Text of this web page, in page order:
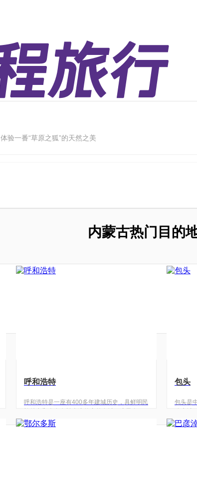
体验一番“草原之狐”的天然之美
内蒙古热门目的
呼和浩特
呼和浩特是一座有400多年建城历史，具鲜明民
种召庙50多座，城郊有不少风光秀丽的草原旅
游点，那里芳草萋萋，牛羊遍地，鸟语花香，
包头
包头是
地方）
展，包